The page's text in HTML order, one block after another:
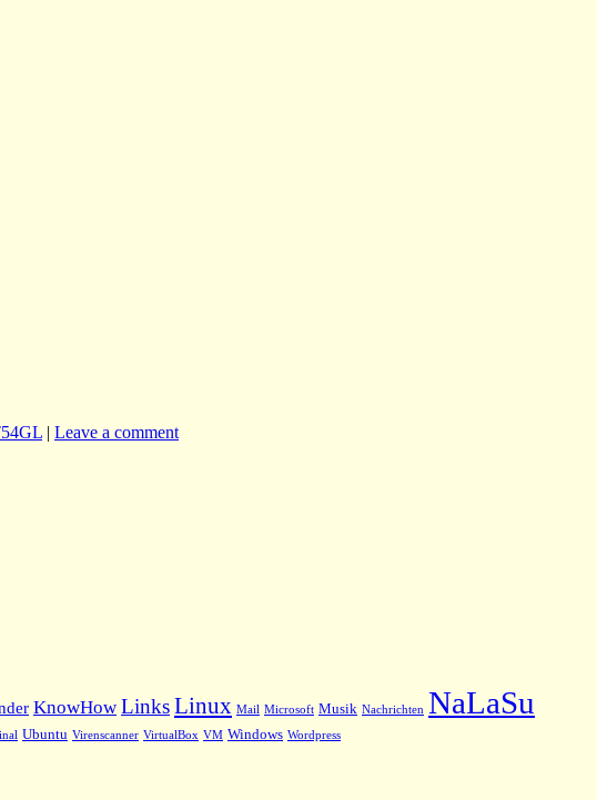
| Leave a comment
KnowHow LinksLinux Mail Microsoft Musik Nachrichten NaLaSu
Ubuntu Virenscanner VirtualBox VM Windows Wordpress